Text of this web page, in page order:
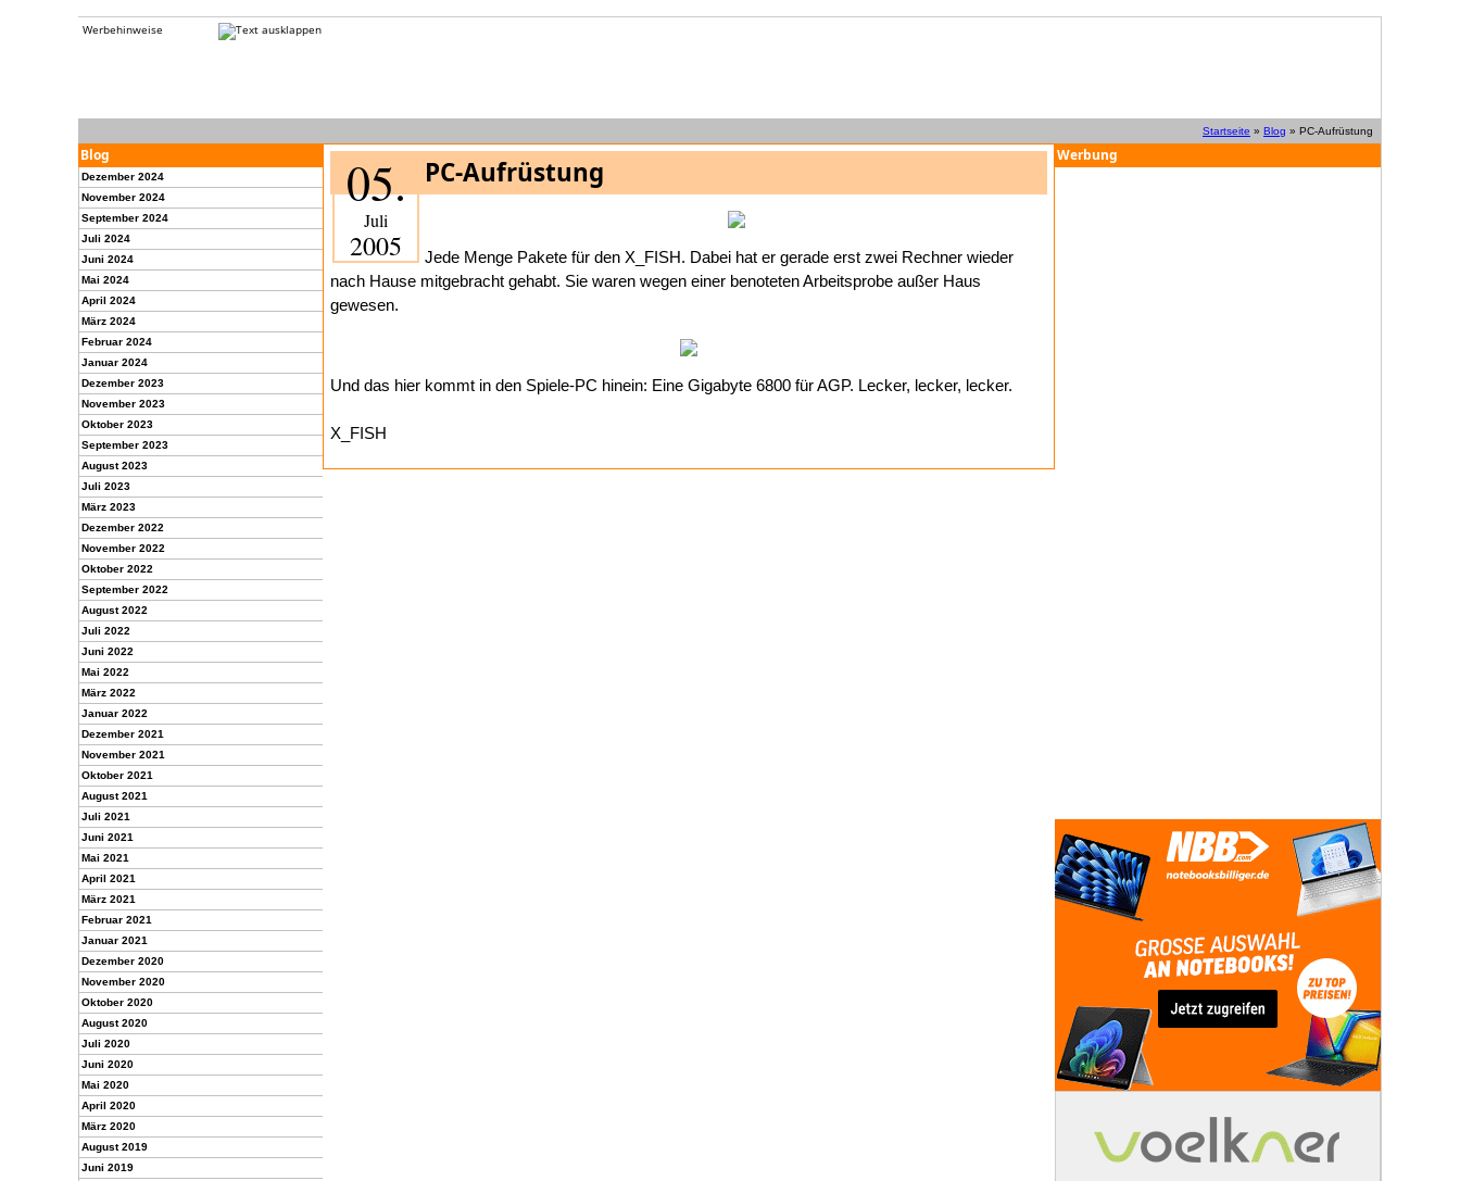
Werbehinweise
Startseite » Blog » PC-Aufrüstung
Blog
Dezember 2024
November 2024
September 2024
Juli 2024
Juni 2024
Mai 2024
April 2024
März 2024
Februar 2024
Januar 2024
Dezember 2023
November 2023
Oktober 2023
September 2023
August 2023
Juli 2023
März 2023
Dezember 2022
November 2022
Oktober 2022
September 2022
August 2022
Juli 2022
Juni 2022
Mai 2022
März 2022
Januar 2022
Dezember 2021
November 2021
Oktober 2021
August 2021
Juli 2021
Juni 2021
Mai 2021
April 2021
März 2021
Februar 2021
Januar 2021
Dezember 2020
November 2020
Oktober 2020
August 2020
Juli 2020
Juni 2020
Mai 2020
April 2020
März 2020
August 2019
Juni 2019
Werbung
05.
Juli
2005
PC-Aufrüstung
Jede Menge Pakete für den X_FISH. Dabei hat er gerade erst zwei Rechner wieder
nach Hause mitgebracht gehabt. Sie waren wegen einer benoteten Arbeitsprobe außer Haus
gewesen.
Und das hier kommt in den Spiele-PC hinein: Eine Gigabyte 6800 für AGP. Lecker, lecker, lecker.
X_FISH